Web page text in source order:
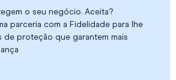
o seu negócio. Aceita?
parceria com a Fidelidade para lhe
de proteção que garantem mais